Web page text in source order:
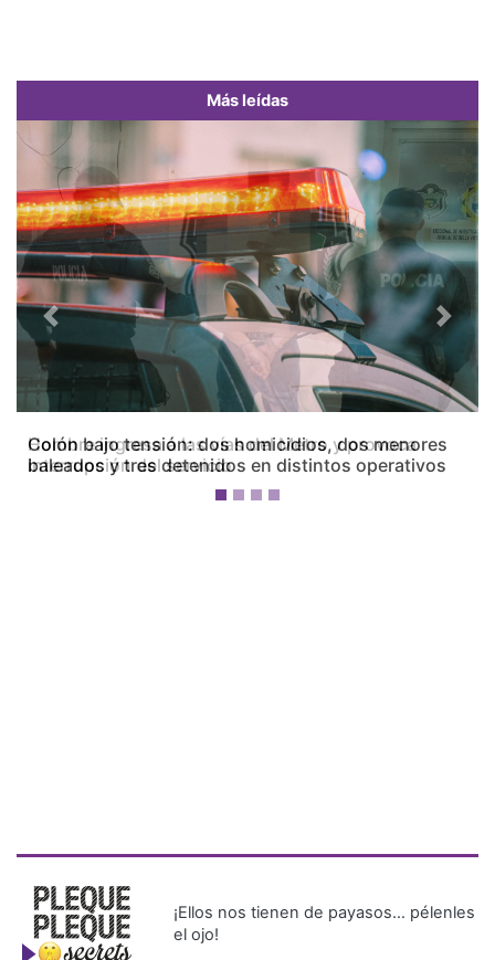
Más leídas
Colón bajo tensión: dos homicidios, dos menores
baleados y tres detenidos en distintos operativos
Previous Next
¡Ellos nos tienen de payasos… pélenles
el ojo!